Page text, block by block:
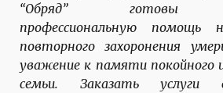
“Обряд” готовы
профессиональную помощь
повторного захоронения
уважение к памяти покойного
семьи. Заказать услуги